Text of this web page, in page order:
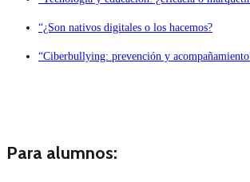
“¿Son nativos digitales o los hacemos?
“Ciberbullying: prevención y
Para alumnos: